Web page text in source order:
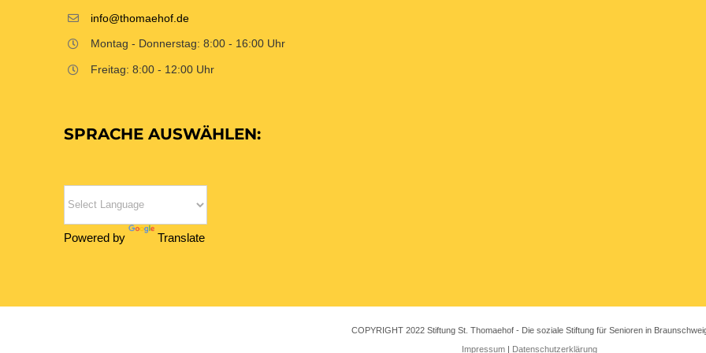
info@thomaehof.de
Montag - Donnerstag: 8:00 - 16:00 Uhr
Freitag: 8:00 - 12:00 Uhr
SPRACHE AUSWÄHLEN:
Powered by Translate
COPYRIGHT 2022 Stiftung St. Thomaehof - Die soziale Stiftung für Senioren in
Impressum | Datenschutzerklärung